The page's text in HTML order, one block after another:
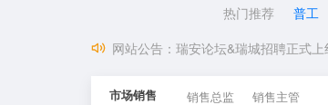
热门推荐 普工
网站公告：
61名！瑞安市市属国有
瑞安论坛&瑞城招聘正式上
市场销售 销售总监 销售主管